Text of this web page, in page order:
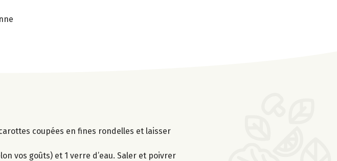
coupées en fines rondelles et laisser
vos goûts) et 1 verre d’eau. Saler et poivrer